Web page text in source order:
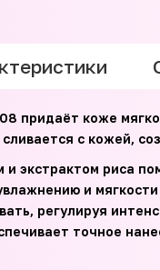
придаёт коже
с кожей,
и экстрактом риса
и
регулируя
точное